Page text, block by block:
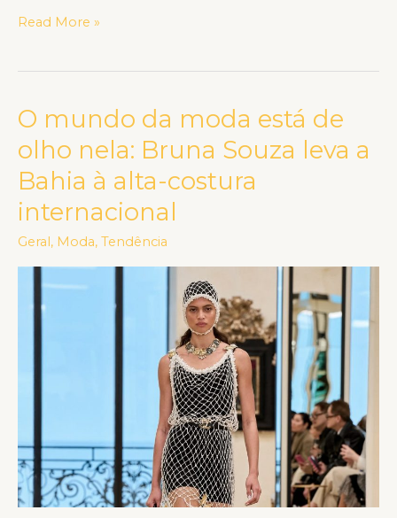
Read More »
O mundo da moda está de
olho nela: Bruna Souza leva a
Bahia à alta-costura
internacional
Geral, Moda, Tendência
O
mundo
da
moda
está
de
nela:
Bruna
alta-
costura
internacional